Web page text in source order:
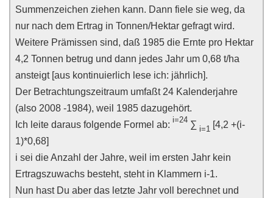
Summenzeichen ziehen kann. Dann fiele sie weg, da
nur nach dem Ertrag in Tonnen/Hektar gefragt wird.
Weitere Prämissen sind, daß 1985 die Ernte pro Hektar
4,2 Tonnen betrug und dann jedes Jahr um 0,68 t/ha
ansteigt [aus kontinuierlich lese ich: jährlich].
Der Betrachtungszeitraum umfaßt 24 Kalenderjahre
(also 2008 -1984), weil 1985 dazugehört.
Ich leite daraus folgende Formel ab: i=24 ∑ i=1 [4,2 +(i-
1)*0,68]
i sei die Anzahl der Jahre, weil im ersten Jahr kein
Ertragszuwachs besteht, steht in Klammern i-1.
Nun hast Du aber das letzte Jahr voll berechnet und